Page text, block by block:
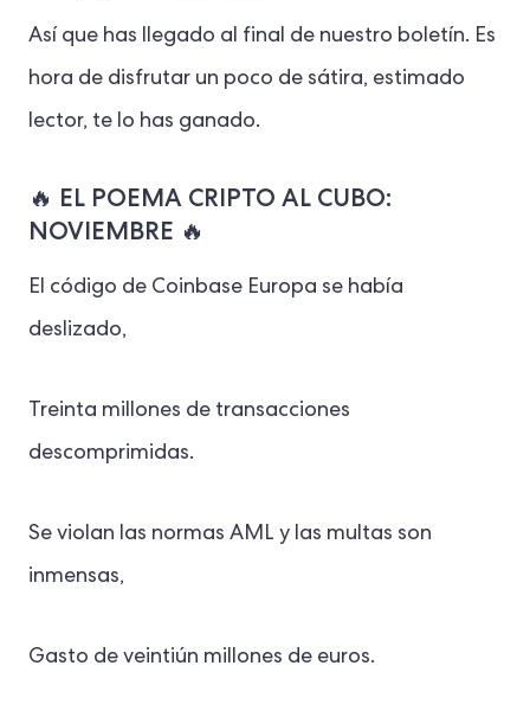
Así que has llegado al final de nuestro boletín. Es
hora de disfrutar un poco de sátira, estimado
lector, te lo has ganado.
🔥 EL POEMA CRIPTO AL CUBO:
NOVIEMBRE 🔥
El código de Coinbase Europa se había
deslizado,
Treinta millones de transacciones
descomprimidas.
Se violan las normas AML y las multas son
inmensas,
Gasto de veintiún millones de euros.